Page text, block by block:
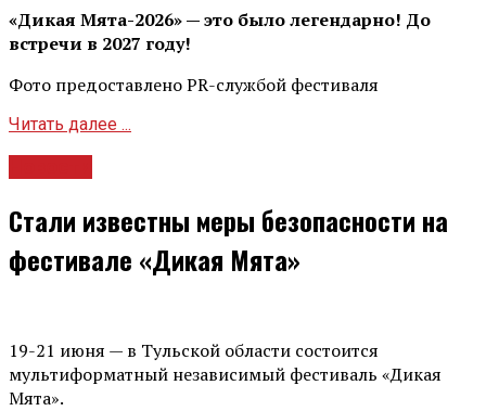
«Дикая Мята-2026» — это было легендарно! До
встречи в 2027 году!
Фото предоставлено PR-службой фестиваля
Читать далее ...
Стали известны меры безопасности на
фестивале «Дикая Мята»
19-21 июня — в Тульской области состоится
мультиформатный независимый фестиваль «Дикая
Мята».